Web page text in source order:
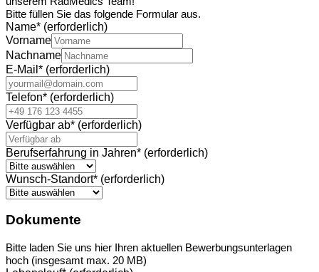
Bitte füllen Sie das folgende Formular aus.
Name* (erforderlich)
Vorname
Nachname
E-Mail * (erforderlich)
Telefon* (erforderlich)
Verfügbar ab* (erforderlich)
Berufserfahrung in Jahren* (erforderlich)
Wunsch-Standort* (erforderlich)
Dokumente
Bitte laden Sie uns hier Ihren aktuellen Bewerbungsunterlagen
hoch (insgesamt max. 20 MB)